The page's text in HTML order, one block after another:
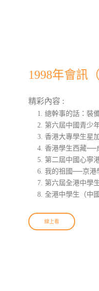
1998年會訊
精彩內容 :
總幹事的話：裝
第六屆中國青少
香港大專學生星
香港學生西藏──
第二屆中國心寧
我的祖國──京港
第六屆全港中學
全港中學生（中
線上看